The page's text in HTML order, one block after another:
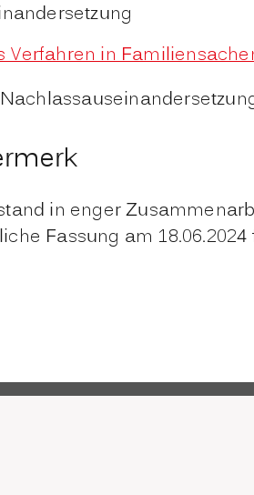
Verfahren in
in enger
Fassung am